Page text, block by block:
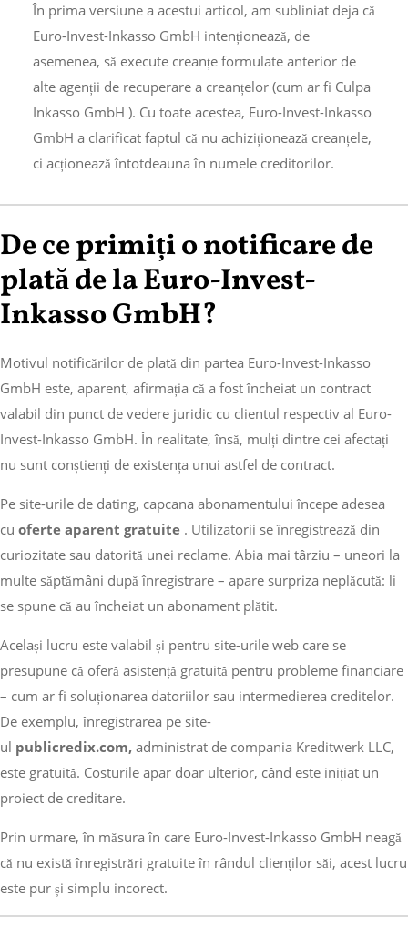
În prima versiune a acestui articol, am subliniat deja că
Euro-Invest-Inkasso GmbH intenționează, de
asemenea, să execute creanțe formulate anterior de
alte agenții de recuperare a creanțelor (cum ar fi Culpa
Inkasso GmbH ). Cu toate acestea, Euro-Invest-Inkasso
GmbH a clarificat faptul că nu achiziționează creanțele,
ci acționează întotdeauna în numele creditorilor.
De ce primiți o notificare de
plată de la Euro-Invest-
Inkasso GmbH?
Motivul notificărilor de plată din partea Euro-Invest-Inkasso
GmbH este, aparent, afirmația că a fost încheiat un contract
valabil din punct de vedere juridic cu clientul respectiv al Euro-
Invest-Inkasso GmbH. În realitate, însă, mulți dintre cei afectați
nu sunt conștienți de existența unui astfel de contract.
Pe site-urile de dating, capcana abonamentului începe adesea
cu oferte aparent gratuite . Utilizatorii se înregistrează din
curiozitate sau datorită unei reclame. Abia mai târziu – uneori la
multe săptămâni după înregistrare – apare surpriza neplăcută: li
se spune că au încheiat un abonament plătit.
Același lucru este valabil și pentru site-urile web care se
presupune că oferă asistență gratuită pentru probleme financiare
– cum ar fi soluționarea datoriilor sau intermedierea creditelor.
De exemplu, înregistrarea pe site-
ul publicredix.com, administrat de compania Kreditwerk LLC,
este gratuită. Costurile apar doar ulterior, când este inițiat un
proiect de creditare.
Prin urmare, în măsura în care Euro-Invest-Inkasso GmbH neagă
că nu există înregistrări gratuite în rândul clienților săi, acest lucru
este pur și simplu incorect.